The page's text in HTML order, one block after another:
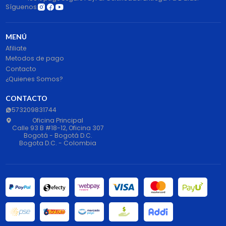
Síguenos
MENÚ
Afiliate
Metodos de pago
Contacto
¿Quienes Somos?
CONTACTO
573209831744
Oficina Principal
Calle 93 B #18-12, Oficina 307
Bogotá - Bogotá D.C.
Bogota D.C. - Colombia